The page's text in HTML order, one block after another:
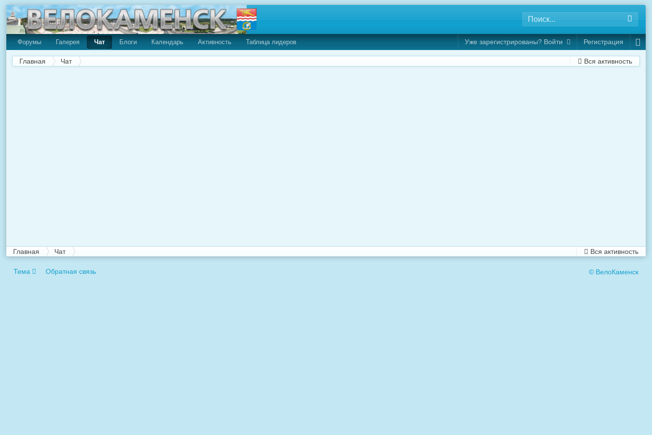
Форумы Галерея Чат Блоги Календарь Активность Таблица лидеров Уже зарегистрированы? Войти Регистрация
Вся активность
Главная Чат
Вся активность
Главная Чат
Тема Обратная связь © ВелоКаменск